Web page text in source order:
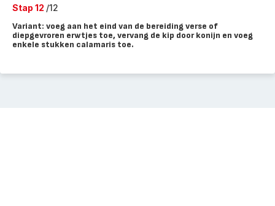
Stap 12 /12
Variant: voeg aan het eind van de bereiding verse of
diepgevroren erwtjes toe, vervang de kip door konijn en voeg
enkele stukken calamaris toe.